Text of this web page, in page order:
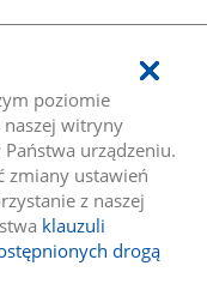
poziomie
naszej witryny
Państwa urządzeniu.
zmiany ustawień
z naszej
klauzuli
drogą